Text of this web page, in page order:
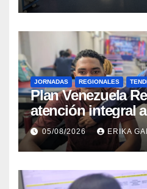
JORNADAS REGIONALES
​Plan Venezuela
atención integral
evaluación de
Aragua
05/08/2026 ERIKA